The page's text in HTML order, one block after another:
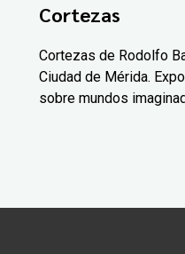
Cortezas
Cortezas de Rodolfo
Ciudad de Mérida.
sobre mundos